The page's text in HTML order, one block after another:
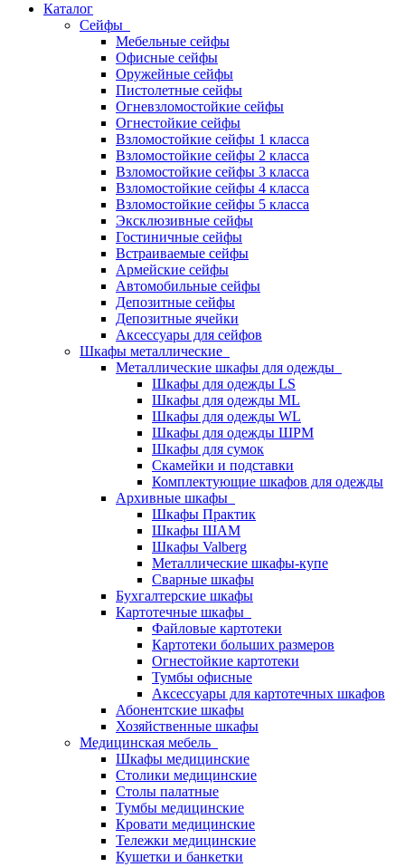
Каталог
Сейфы
Мебельные сейфы
Офисные сейфы
Оружейные сейфы
Пистолетные сейфы
Огневзломостойкие сейфы
Огнестойкие сейфы
Взломостойкие сейфы 1 класса
Взломостойкие сейфы 2 класса
Взломостойкие сейфы 3 класса
Взломостойкие сейфы 4 класса
Взломостойкие сейфы 5 класса
Эксклюзивные сейфы
Гостиничные сейфы
Встраиваемые сейфы
Армейские сейфы
Автомобильные сейфы
Депозитные сейфы
Депозитные ячейки
Аксессуары для сейфов
Шкафы металлические
Металлические шкафы для одежды
Шкафы для одежды LS
Шкафы для одежды ML
Шкафы для одежды WL
Шкафы для одежды ШРМ
Шкафы для сумок
Скамейки и подставки
Комплектующие шкафов для одежды
Архивные шкафы
Шкафы Практик
Шкафы ШАМ
Шкафы Valberg
Металлические шкафы-купе
Сварные шкафы
Бухгалтерские шкафы
Картотечные шкафы
Файловые картотеки
Картотеки больших размеров
Огнестойкие картотеки
Тумбы офисные
Аксессуары для картотечных шкафов
Абонентские шкафы
Хозяйственные шкафы
Медицинская мебель
Шкафы медицинские
Столики медицинские
Столы палатные
Тумбы медицинские
Кровати медицинские
Тележки медицинские
Кушетки и банкетки